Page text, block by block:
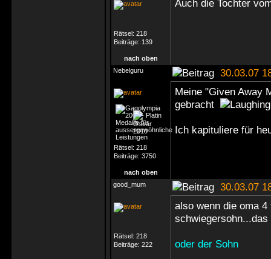
Rätsel: 218
Beiträge: 139
Auch die Tochter
nach oben
Nebelguru
30.03.07
Rätsel: 218
Beiträge: 3750
Meine "Given Away
gebracht
Ich kapituliere für
nach oben
good_mum
30.03.07
Rätsel: 218
Beiträge: 222
also wenn die oma
oder der Sohn